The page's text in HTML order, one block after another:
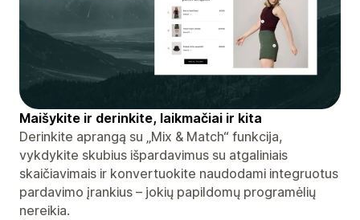
Maišykite ir derinkite, laikmačiai ir kita
Derinkite aprangą su „Mix & Match“ funkcija,
vykdykite skubius išpardavimus su atgaliniais
skaičiavimais ir konvertuokite naudodami integruotus
pardavimo įrankius – jokių papildomų programėlių
nereikia.